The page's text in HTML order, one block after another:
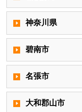
神奈川県
碧南市
名張市
大和郡山市